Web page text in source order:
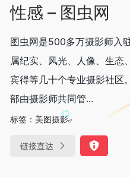
性感 – 图虫网
图虫网是500多万摄影师入
属纪实、风光、人像、生态
宾得等几十个专业摄影社区
部由摄影师共同管...
标签： 美图摄影
链接直达